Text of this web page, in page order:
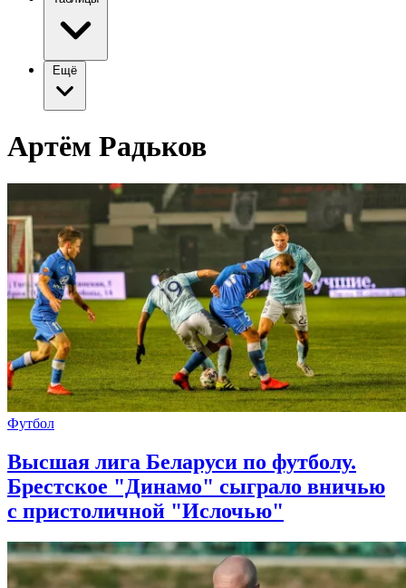
Ещё
Артём Радьков
Футбол
Высшая лига Беларуси по футболу.
Брестское "Динамо" сыграло вничью
с пристоличной "Ислочью"